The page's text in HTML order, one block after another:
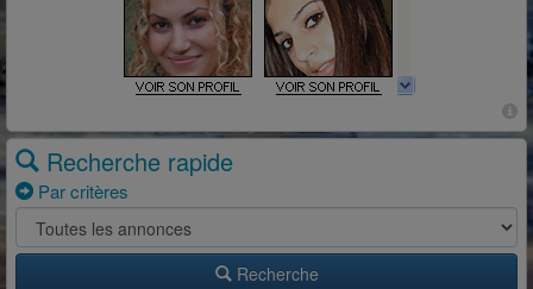
Recherche rapide
Par critères
Recherche